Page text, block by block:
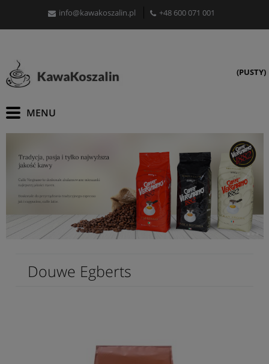
info@kawakoszalin.pl +48 600 071 001
(PUSTY)
Douwe Egberts